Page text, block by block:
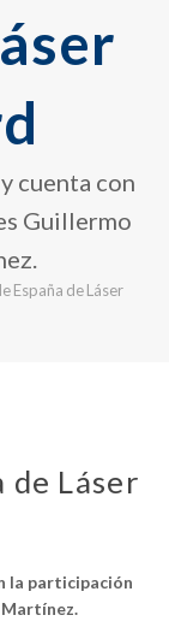
cuenta con
Guillermo
España de Láser
de Láser
la participación